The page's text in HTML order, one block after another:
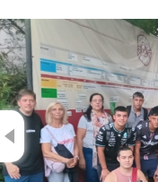
Previous